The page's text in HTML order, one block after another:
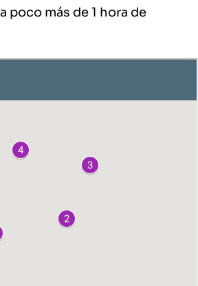
poco más de 1 hora de